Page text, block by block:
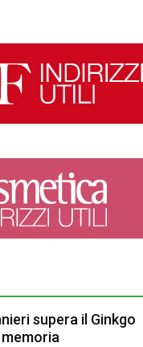
supera il Ginkgo